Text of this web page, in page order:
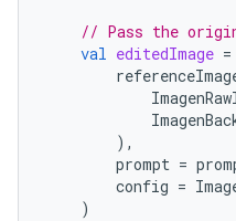
// Pass the
val editedImage =
),
prompt =
config =
)